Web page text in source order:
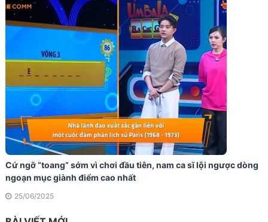
Cứ ngỡ “toang” sớm vì chơi đầu tiên, nam ca sĩ lội ngược dòng
ngoạn mục giành điểm cao nhất
25/06/2025